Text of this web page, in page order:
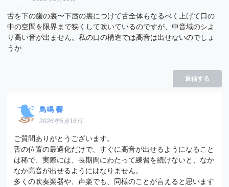
舌を下の歯の裏〜下唇の裏につけて舌全体もなるべく上げて口の
中の空間を限界まで狭くして吹いているのですが、中音域のシよ
り高い音が出ません。私の口の構造では高音は出せないのでしょ
うか
返信する
鳥鳴 響
2026年5月16日
ご質問ありがとうございます。
舌の位置の最適化だけで、すぐに高音が出せるようになること
は稀で、実際には、長期間にわたって練習を続けないと、なか
なか高音が出せるようにはなりません。
多くの吹奏楽器や、声楽でも、同様のことが言えると思います